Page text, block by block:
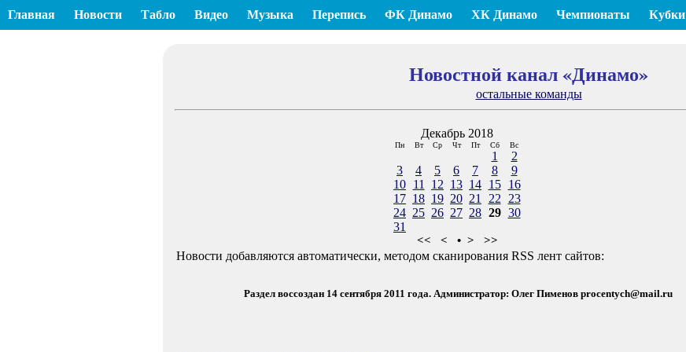
Главная Новости Табло Видео Музыка Перепись ФК Динамо ХК Динамо Чемпионаты Кубки
Новостной канал «Динамо»
остальные команды
Декабрь 2018
Пн Вт Ср Чт Пт Сб Вс
1
2
3
4 5 6 7 8
9
10 11 12 13 14 15
16
17 18 19 20 21 22
23
24 25 26 27 28 29 30
31
<< < • > >>
Новости добавляются автоматически, методом сканирования RSS лент сайтов:
Раздел воссоздан 14 сентября 2011 года. Администратор: Олег Пименов procentych@mail.ru